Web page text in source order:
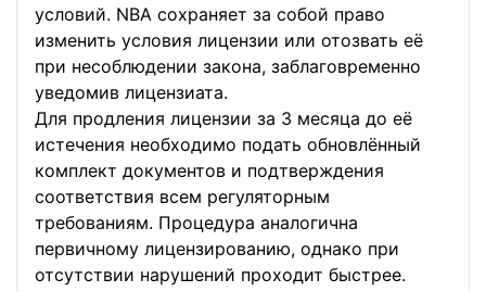
условий. NBA сохраняет за собой право
изменить условия лицензии или отозвать её
при несоблюдении закона, заблаговременно
уведомив лицензиата.
Для продления лицензии за 3 месяца до её
истечения необходимо подать обновлённый
комплект документов и подтверждения
соответствия всем регуляторным
требованиям. Процедура аналогична
первичному лицензированию, однако при
отсутствии нарушений проходит быстрее.